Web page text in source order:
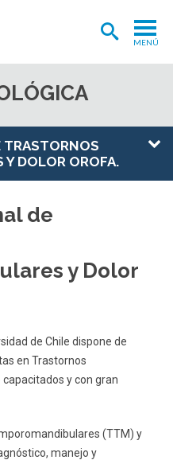
MENÚ
POSTÍTULOS
ACADÉMICOS
TRASTORNOS
DOLOR OROFA.
de
y Dolor
de Chile dispone de
en Trastornos
y con gran
(TTM) y
manejo y